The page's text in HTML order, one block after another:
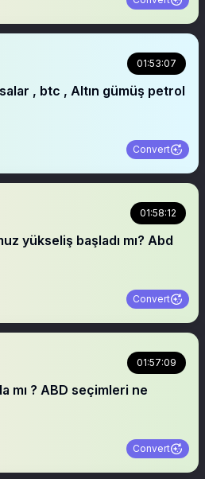
01:53:07
, btc , Altın gümüş petrol
Convert
01:58:12
Convert
01:57:09
mı ? ABD seçimleri ne
Convert